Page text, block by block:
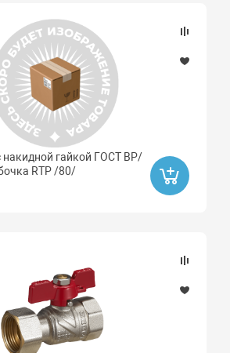
накидной гайкой ГОСТ ВР/
RTP /80/